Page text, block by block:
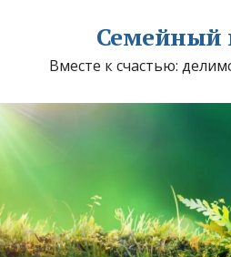
Семейный
Вместе к счастью: